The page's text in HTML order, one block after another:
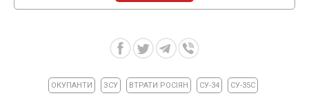
ОКУПАНТИ ЗСУ ВТРАТИ РОСІЯН СУ-34 СУ-35С